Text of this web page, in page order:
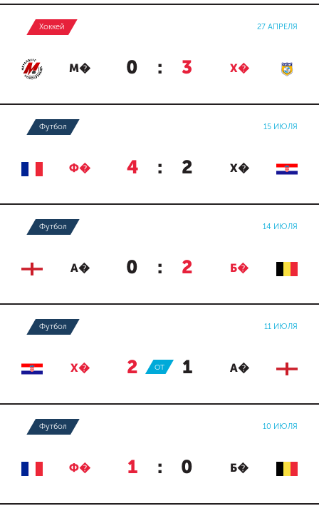
Хоккей 27 АПРЕЛЯ
М� 0 : 3 Х�
Футбол 15 ИЮЛЯ
Ф� 4 : 2 Х�
Футбол 14 ИЮЛЯ
А� 0 : 2 Б�
Футбол 11 ИЮЛЯ
Х� 2 : 1 А�
ОТ
Футбол 10 ИЮЛЯ
Ф� 1 : 0 Б�